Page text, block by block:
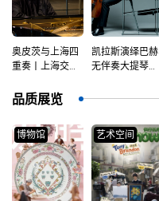
奥皮茨与上海四
重奏丨上海交响
凯拉斯演绎巴赫
无伴奏大提琴组
品质展览
博物馆 艺术空间